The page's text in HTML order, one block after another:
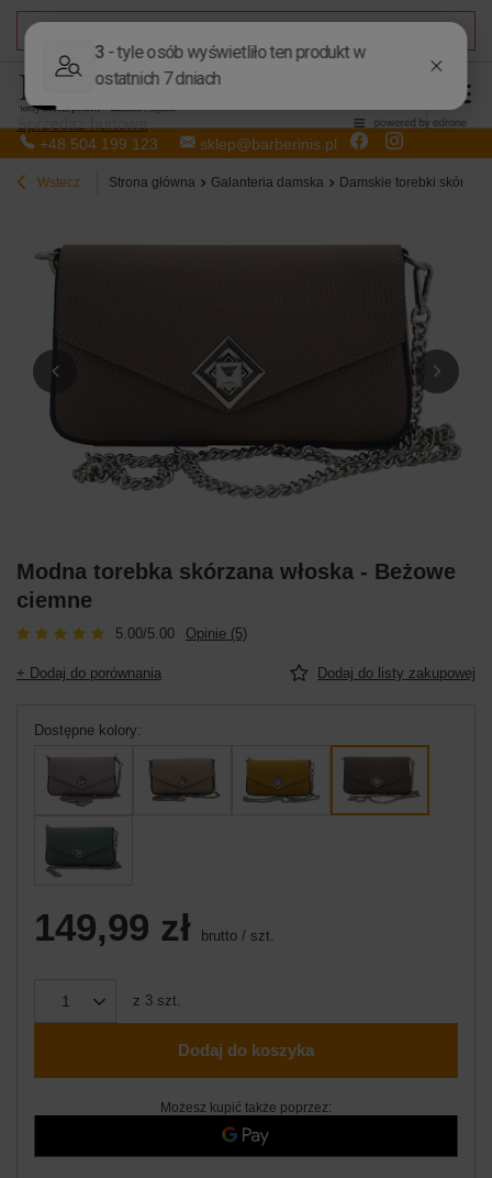
+48 504 199 123 sklep@barberinis.pl
Wstecz Strona główna Galanteria damska Damskie torebki
Modna torebka skórzana włoska - Beżowe
ciemne
5.00/5.00 Opinie (5)
+ Dodaj do porównania Dodaj do listy zakupowej
Dostępne kolory
149,99 zł brutto / szt.
z 3 szt.
Dodaj do koszyka
Możesz kupić także poprzez: